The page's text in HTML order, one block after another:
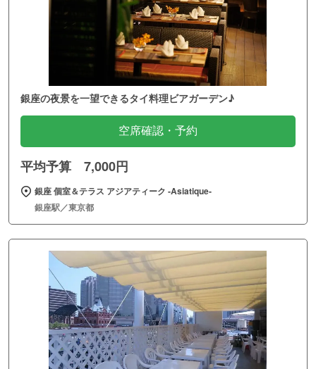
銀座の夜景を一望できるタイ料理ビアガーデン♪
空席確認・予約
平均予算 7,000円
銀座 個室＆テラス アジアティーク ‐Asiatique‐
銀座駅／東京都